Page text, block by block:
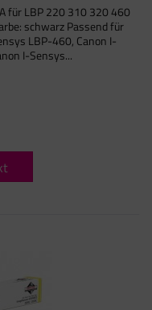
für LBP 220 310 320 460
schwarz Passend für
LBP-460, Canon I-
I-Sensys...